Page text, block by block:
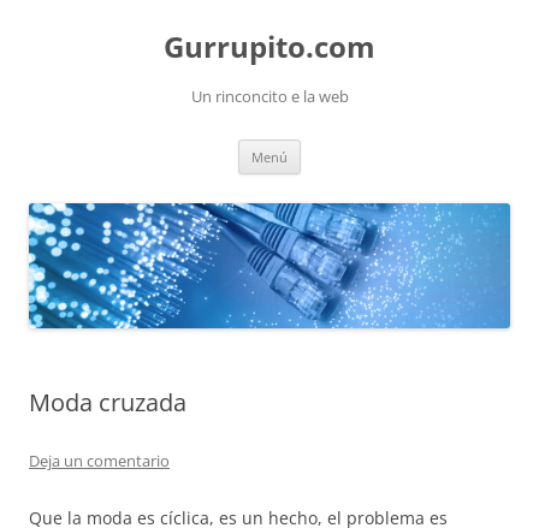
Gurrupito.com
Un rinconcito e la web
Menú
Moda cruzada
Deja un comentario
Que la moda es cíclica, es un hecho, el problema es